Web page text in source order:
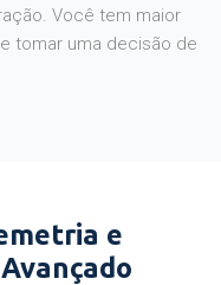
Você tem maior
tomar uma decisão de
e